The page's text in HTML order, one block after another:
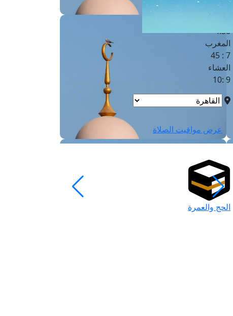
4:38
المغرب
7 : 45
العشاء
9 :10
عرض مواقيت الصلاة
الحج والعمرة